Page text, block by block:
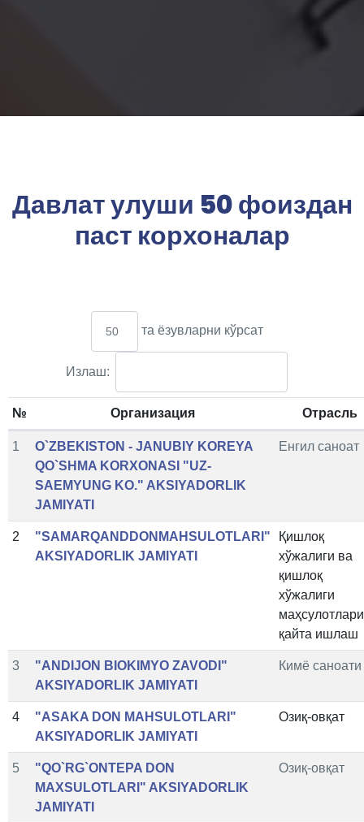
Давлат улуши 50 фоиздан
паст корхоналар
та ёзувларни кўрсат
Излаш:
№ Организация Отрасль
1
O`ZBEKISTON - JANUBIY KOREYA
QO`SHMA KORXONASI "UZ-
SAEMYUNG KO." AKSIYADORLIK
JAMIYATI
Енгил саноат
2
"SAMARQANDDONMAHSULOTLARI"
AKSIYADORLIK JAMIYATI
Қишлоқ
хўжалиги ва
қишлоқ
хўжалиги
қайта ишлаш
3
"ANDIJON BIOKIMYO ZAVODI"
AKSIYADORLIK JAMIYATI
Кимё саноати
4
"ASAKA DON MAHSULOTLARI"
AKSIYADORLIK JAMIYATI
Озиқ-овқат
5
"QO`RG`ONTEPA DON
MAXSULOTLARI" AKSIYADORLIK
JAMIYATI
Озиқ-овқат